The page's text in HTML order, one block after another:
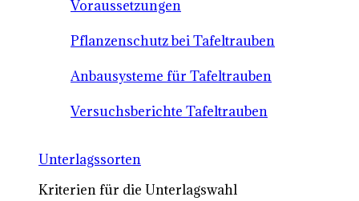
Voraussetzungen
Pflanzenschutz bei Tafeltrauben
Anbausysteme für Tafeltrauben
Versuchsberichte Tafeltrauben
Unterlagssorten
Kriterien für die Unterlagswahl